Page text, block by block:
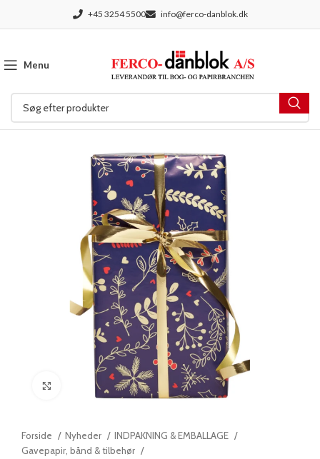
+45 3254 5500 info@ferco-danblok.dk
Menu
Klik for at forstørre
Forside Nyheder
INDPAKNING & EMBALLAGE
Gavepapir, bånd & tilbehør